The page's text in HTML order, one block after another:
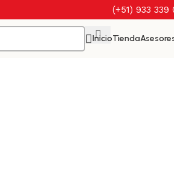
(+51) 933 339
InicioTienda